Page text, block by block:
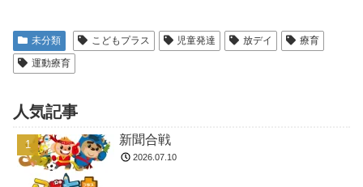
未分類 こどもプラス 児童発達 放デイ
療育
運動療育
人気記事
新聞合戦
2026.07.10